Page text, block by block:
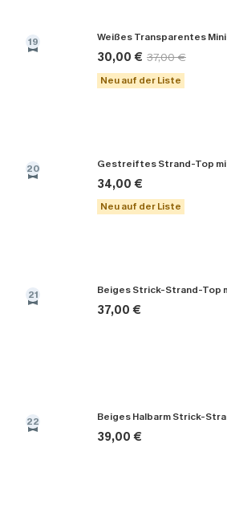
19
30,00 € 37,00 €
Neu auf der Liste
20
34,00 €
Neu auf der Liste
21
37,00 €
22 Beiges Halbarm Strick-
39,00 €